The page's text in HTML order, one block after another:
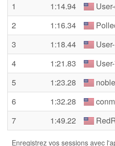
1
1:14.94
2
1:16.34
3
1:18.44
4
1:21.83
5
1:23.28
6
1:32.28
7
1:49.22
Enregistrez vos sessions avec